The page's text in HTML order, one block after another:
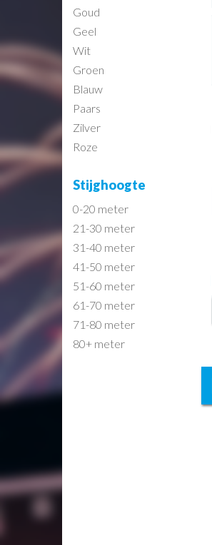
Goud
Geel
Wit
Groen
Blauw
Paars
Zilver
Roze
Stijghoogte
0-20 meter
21-30 meter
31-40 meter
41-50 meter
51-60 meter
61-70 meter
71-80 meter
80+ meter